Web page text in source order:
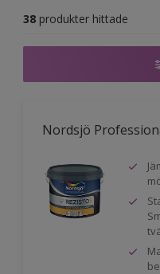
38 produkter hittade
Nordsjö